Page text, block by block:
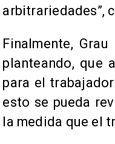
arbitrariedades”,
Finalmente,
planteando, que
para el
esto se pueda
la medida que el